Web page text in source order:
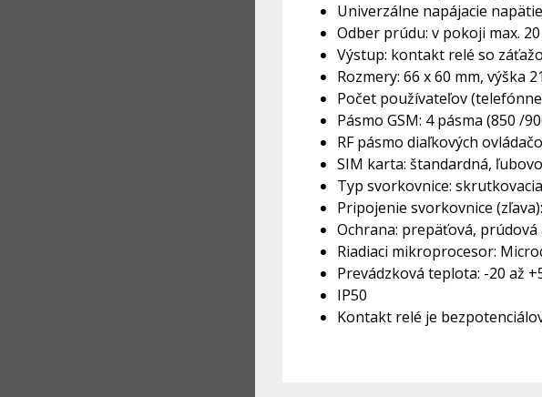
Univerzálne napájacie
Odber prúdu: v pokoji max.
Výstup: kontakt relé so
Rozmery: 66 x 60 mm, výška
Počet používateľov
Pásmo GSM: 4 pásma (850 /
RF pásmo diaľkových
SIM karta: štandardná,
Typ svorkovnice:
Pripojenie svorkovnice
Ochrana: prepäťová,
Riadiaci mikroprocesor:
Prevádzková teplota: -20 až
IP50
Kontakt relé je